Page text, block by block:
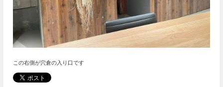
この右側が穴倉の入り口です